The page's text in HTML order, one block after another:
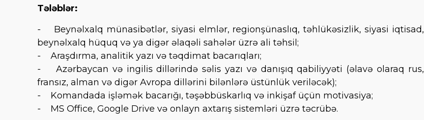
Tələblər:
- Beynəlxalq münasibətlər, siyasi elmlər, regionşünaslıq, təhlükəsizlik, siyasi iqtisad,
beynəlxalq hüquq və ya digər əlaqəli sahələr üzrə ali təhsil;
- Araşdırma, analitik yazı və təqdimat bacarıqları;
- Azərbaycan və ingilis dillərində səlis yazı və danışıq qabiliyyəti (əlavə olaraq rus,
fransız, alman və digər Avropa dillərini bilənlərə üstünlük veriləcək);
- Komandada işləmək bacarığı, təşəbbüskarlıq və inkişaf üçün motivasiya;
- MS Office, Google Drive və onlayn axtarış sistemləri üzrə təcrübə.